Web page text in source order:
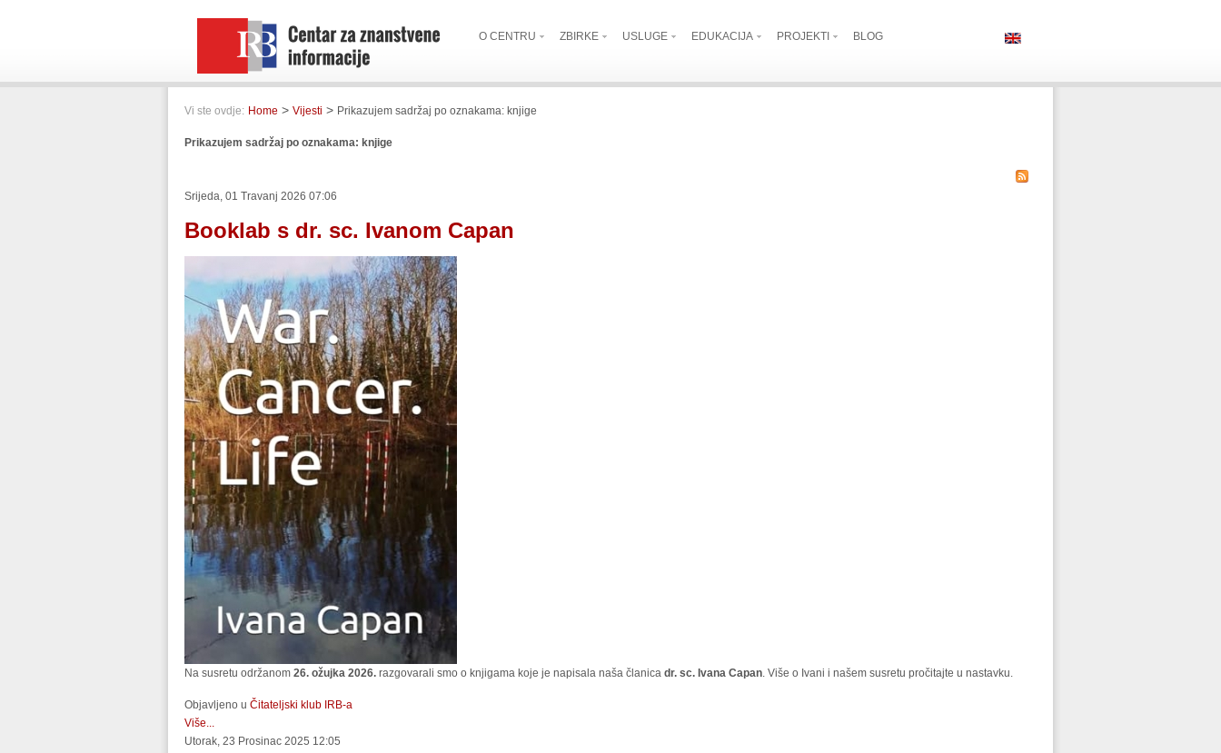
O CENTRU ZBIRKE USLUGE EDUKACIJA PROJEKTI BLOG
Vi ste ovdje: Home > Vijesti > Prikazujem sadržaj po oznakama: knjige
Prikazujem sadržaj po oznakama: knjige
Srijeda, 01 Travanj 2026 07:06
Booklab s dr. sc. Ivanom Capan
Na susretu održanom 26. ožujka 2026. razgovarali smo o knjigama koje je napisala naša članica dr. sc. Ivana Capan. Više o Ivani i našem susretu pročitajte u nastavku.
Objavljeno u Čitateljski klub IRB-a
Više...
Utorak, 23 Prosinac 2025 12:05